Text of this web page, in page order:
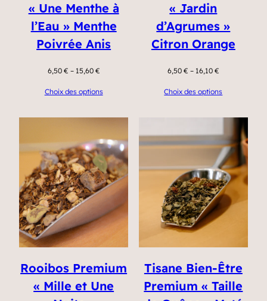
« Une Menthe à
l’Eau » Menthe
Poivrée Anis
6,50 € – 15,60 €
Choix des options
« Jardin
d’Agrumes »
Citron Orange
6,50 € – 16,10 €
Choix des options
Rooibos Premium
« Mille et Une
Tisane Bien-Être
Premium « Taille